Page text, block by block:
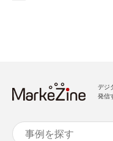
デジ
発信